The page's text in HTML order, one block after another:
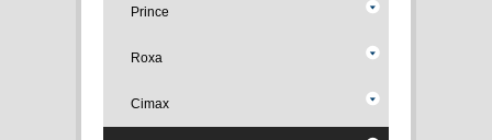
Prince
Roxa
Cimax